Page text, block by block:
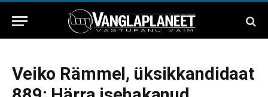
Veiko Rämmel, üksikkandidaat